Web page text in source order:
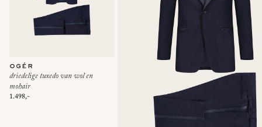
ogér
driedelige tuxedo van wol en
mohair
1.498,-